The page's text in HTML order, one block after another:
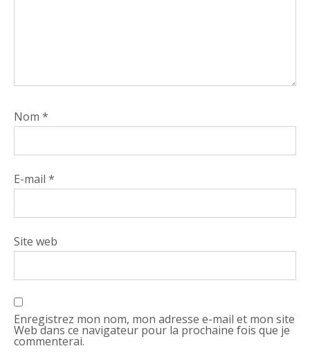
Nom *
E-mail *
Site web
Enregistrez mon nom, mon adresse e-mail et mon site
Web dans ce navigateur pour la prochaine fois que je
commenterai.